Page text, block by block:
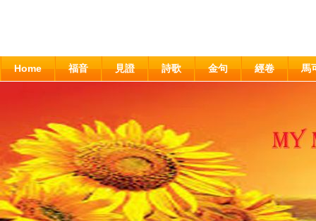
Home 福音 見證 詩歌 金句 經卷 馬